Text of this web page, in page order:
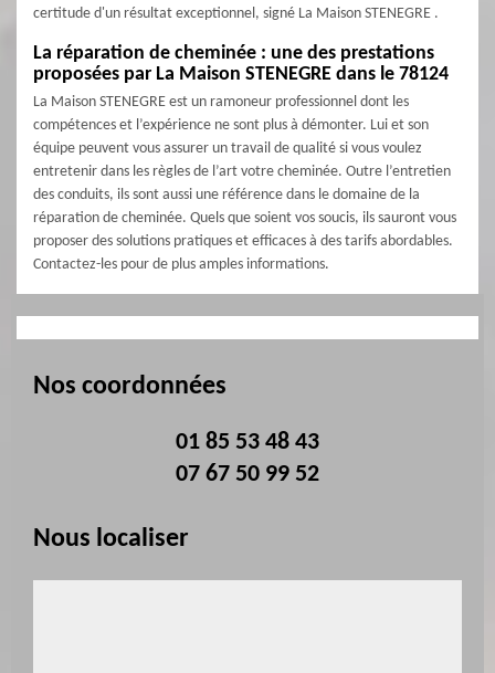
certitude d'un résultat exceptionnel, signé La Maison STENEGRE .
La réparation de cheminée : une des prestations
proposées par La Maison STENEGRE dans le 78124
La Maison STENEGRE est un ramoneur professionnel dont les
compétences et l’expérience ne sont plus à démonter. Lui et son
équipe peuvent vous assurer un travail de qualité si vous voulez
entretenir dans les règles de l’art votre cheminée. Outre l’entretien
des conduits, ils sont aussi une référence dans le domaine de la
réparation de cheminée. Quels que soient vos soucis, ils sauront vous
proposer des solutions pratiques et efficaces à des tarifs abordables.
Contactez-les pour de plus amples informations.
Nos coordonnées
01 85 53 48 43
07 67 50 99 52
Nous localiser